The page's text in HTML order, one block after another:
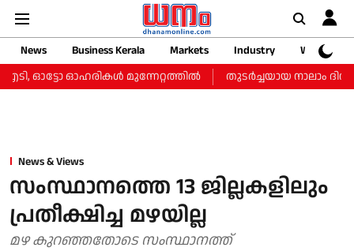
News Business Kerala Markets Industry
Web
ഓട്ടോ ഓഹരികള്‍ മുന്നേറ്റത്തില്‍
തുടർച്ചയായ നാലാം
News & Views
സംസ്ഥാനത്തെ 13 ജില്ലകളിലും
പ്രതീക്ഷിച്ച മഴയില്ല
മഴ കുറഞ്ഞതോടെ സംസ്ഥാനത്ത്